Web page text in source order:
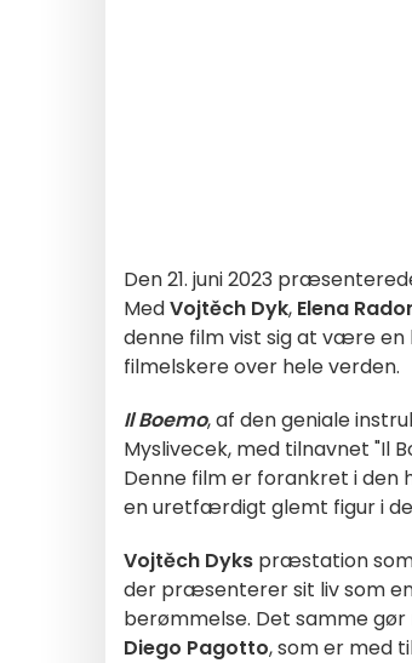
Den 21. juni 2023
MedVojtěch Dyk, Elena
denne film vist sig at være
filmelskere over hele verden.
Il Boemo, af den geniale
Myslivecek, med tilnavnet "Il
Denne film er forankret i
en uretfærdigt glemt figur i
Vojtěch Dyks præstation
der præsenterer sit liv som
berømmelse. Det samme
Diego Pagotto, som er med